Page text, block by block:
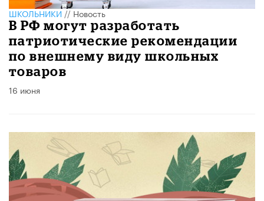
ШКОЛЬНИКИ//Новость
В РФ могут разработать
патриотические рекомендации
по внешнему виду школьных
товаров
16 июня